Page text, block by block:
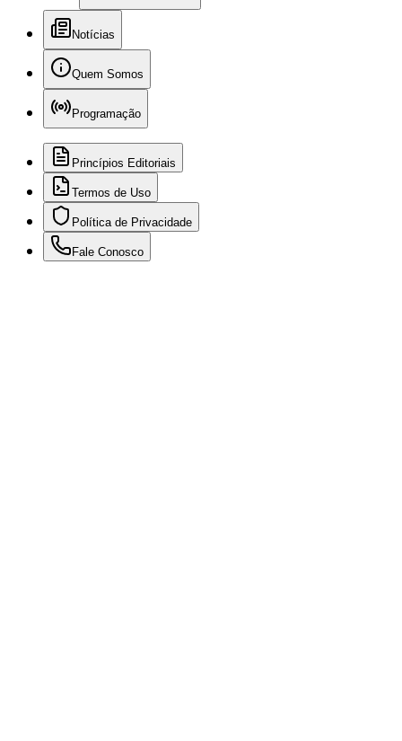
Notícias
Quem Somos
Programação
Princípios Editoriais
Termos de Uso
Política de Privacidade
Fale Conosco